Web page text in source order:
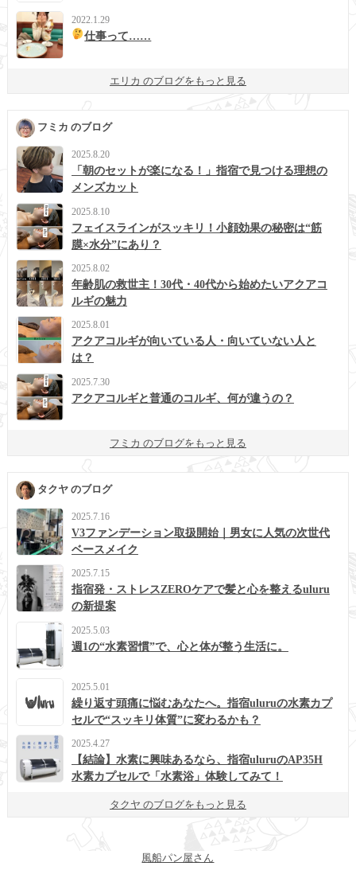
2022.1.29
仕事って……
エリカ のブログをもっと見る
フミカ のブログ
2025.8.20
「朝のセットが楽になる！」指宿で見つける理想の
メンズカット
2025.8.10
フェイスラインがスッキリ！小顔効果の秘密は“筋
膜×水分”にあり？
2025.8.02
年齢肌の救世主！30代・40代から始めたいアクアコ
ルギの魅力
2025.8.01
アクアコルギが向いている人・向いていない人と
は？
2025.7.30
アクアコルギと普通のコルギ、何が違うの？
フミカ のブログをもっと見る
タクヤ のブログ
2025.7.16
V3ファンデーション取扱開始｜男女に人気の次世代
ベースメイク
2025.7.15
指宿発・ストレスZEROケアで髪と心を整えるuluru
の新提案
2025.5.03
週1の“水素習慣”で、心と体が整う生活に。
2025.5.01
繰り返す頭痛に悩むあなたへ。指宿uluruの水素カプ
セルで“スッキリ体質”に変わるかも？
2025.4.27
【結論】水素に興味あるなら、指宿uluruのAP35H
水素カプセルで「水素浴」体験してみて！
タクヤ のブログをもっと見る
風船パン屋さん